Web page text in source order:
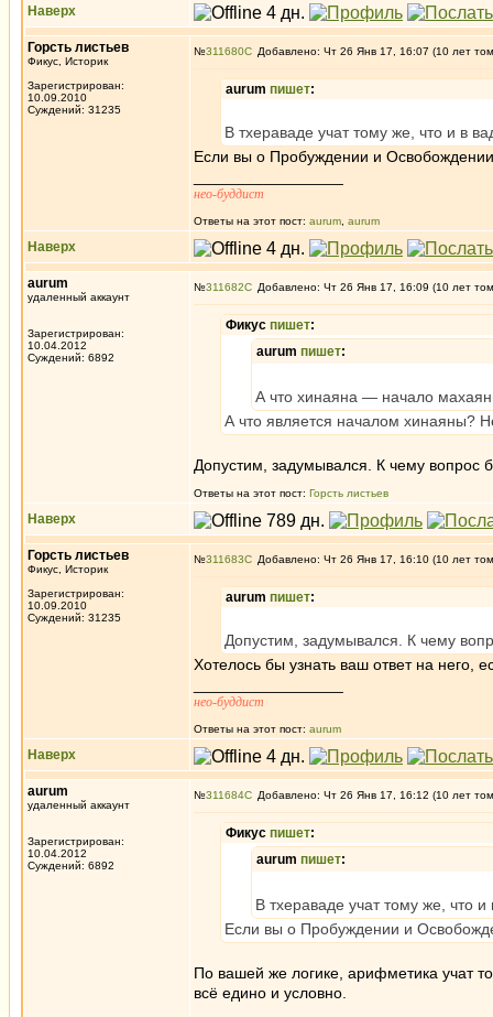
Наверх
Горсть листьев
Фикус, Историк
Зарегистрирован:
10.09.2010
Суждений: 31235
№311680 Добавлено: Чт 26 Янв 17, 16:07 (10 лет
aurum пишет:
В тхераваде учат тому же, что и в
Если вы о Пробуждении и
нео-буддист
Ответы на этот пост: aurum aurum
Наверх
aurum
удаленный аккаунт
Зарегистрирован:
10.04.2012
Суждений: 6892
№311682 Добавлено: Чт 26 Янв 17, 16:09 (10 лет
Фикус пишет:
aurum пишет:
А что хинаяна — начало
А что является началом хинаяны?
Допустим, задумывался. К чему вопрос
Ответы на этот пост: Горсть листьев
Наверх
Горсть листьев
Фикус, Историк
Зарегистрирован:
10.09.2010
Суждений: 31235
№311683 Добавлено: Чт 26 Янв 17, 16:10 (10 лет
aurum пишет:
Допустим, задумывался. К чему
Хотелось бы узнать ваш ответ на него,
нео-буддист
Ответы на этот пост: aurum
Наверх
aurum
удаленный аккаунт
Зарегистрирован:
10.04.2012
Суждений: 6892
№311684 Добавлено: Чт 26 Янв 17, 16:12 (10 лет
Фикус пишет:
aurum пишет:
В тхераваде учат тому же, что
Если вы о Пробуждении и
По вашей же логике, арифметика учат
всё едино и условно.